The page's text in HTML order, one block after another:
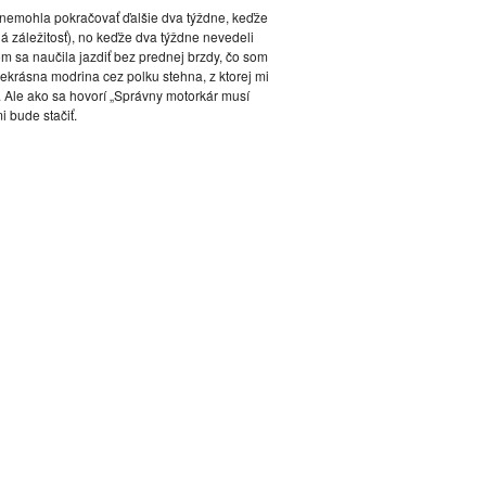
pokračovať ďalšie dva týždne, keďže
záležitosť), no keďže dva týždne nevedeli
sa naučila jazdiť bez prednej brzdy, čo som
modrina cez polku stehna, z ktorej mi
ako sa hovorí „Správny motorkár musí
bude stačiť.